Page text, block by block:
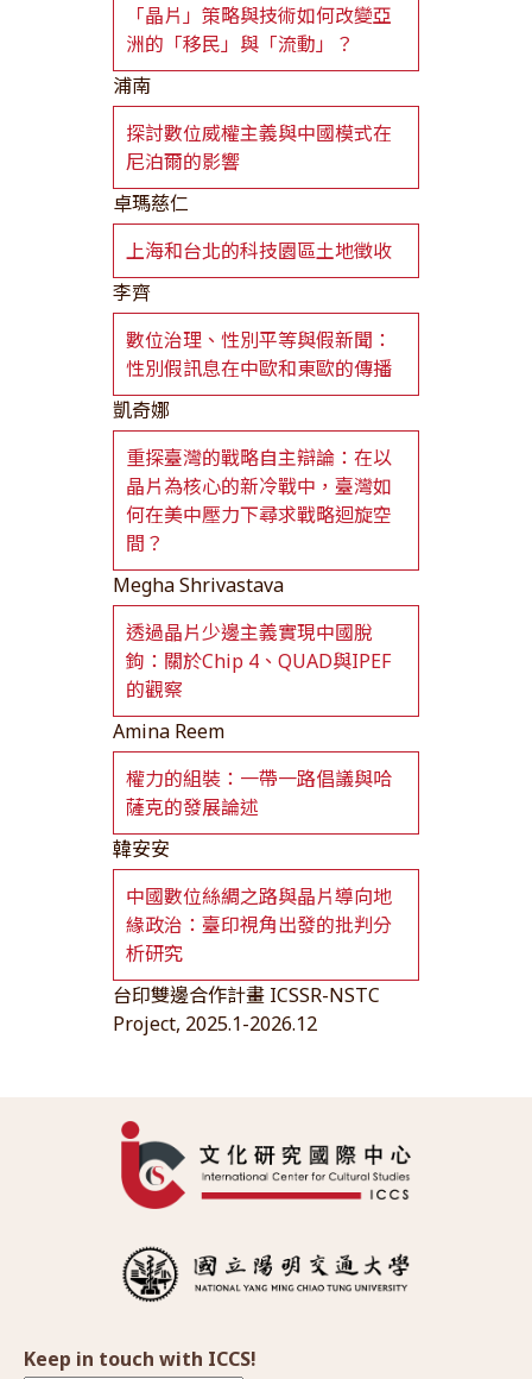
「晶片」策略與技術如何改變亞
洲的「移民」與「流動」？
浦南
探討數位威權主義與中國模式在
尼泊爾的影響
卓瑪慈仁
上海和台北的科技園區土地徵收
李齊
數位治理、性別平等與假新聞：
性別假訊息在中歐和東歐的傳播
凱奇娜
重探臺灣的戰略自主辯論：在以
晶片為核心的新冷戰中，臺灣如
何在美中壓力下尋求戰略迴旋空
間？
Megha Shrivastava
透過晶片少邊主義實現中國脫
鉤：關於Chip 4、QUAD與IPEF
的觀察
Amina Reem
權力的組裝：一帶一路倡議與哈
薩克的發展論述
韓安安
中國數位絲綢之路與晶片導向地
緣政治：臺印視角出發的批判分
析研究
台印雙邊合作計畫 ICSSR-NSTC
Project, 2025.1-2026.12
Keep in touch with ICCS!